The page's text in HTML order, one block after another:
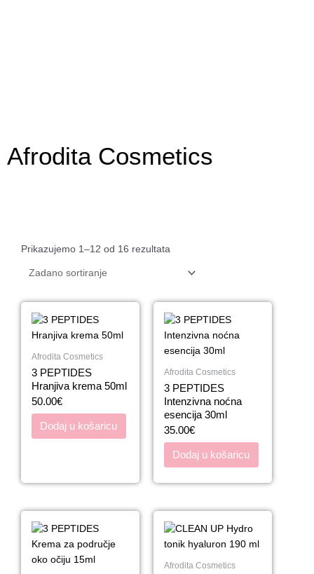
Afrodita Cosmetics
Prikazujemo 1–12 od 16 rezultata
Afrodita Cosmetics
3 PEPTIDES
Hranjiva krema 50ml
50.00€
Dodaj u košaricu
Afrodita Cosmetics
3 PEPTIDES
Intenzivna noćna
esencija 30ml
35.00€
Dodaj u košaricu
Afrodita Cosmetics